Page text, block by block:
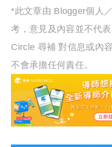
*此文章由 Blogger個人
考，意見及內容並不代
Circle 尋補 對信息或內
不會承擔任何責任。